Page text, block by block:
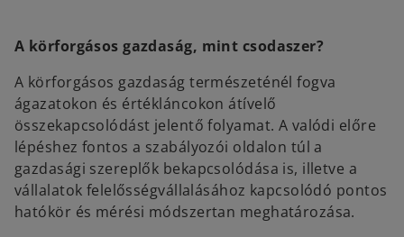
A körforgásos gazdaság, mint csodaszer?
A körforgásos gazdaság természeténél fogva
ágazatokon és értékláncokon átívelő
összekapcsolódást jelentő folyamat. A valódi előre
lépéshez fontos a szabályozói oldalon túl a
gazdasági szereplők bekapcsolódása is, illetve a
vállalatok felelősségvállalásához kapcsolódó pontos
hatókör és mérési módszertan meghatározása.